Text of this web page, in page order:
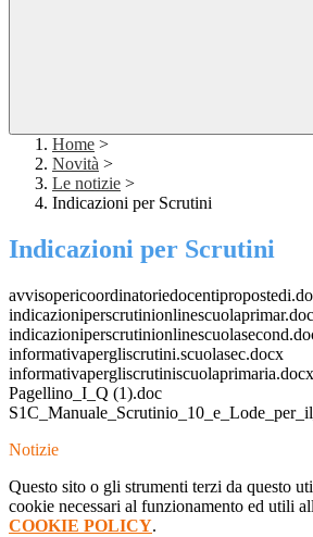
Home >
Novità >
Le notizie >
Indicazioni per Scrutini
Indicazioni per Scrutini
informativapergliscrutini.scuolasec.docx
informativapergliscrutiniscuolaprimaria.docx
Pagellino_I_Q (1).doc
Notizie
Questo sito o gli strumenti terzi da questo
cookie necessari al funzionamento ed utili
COOKIE POLICY.